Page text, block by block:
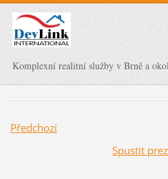
Komplexní realitní služby v Brně a
Předchozí
Spustit